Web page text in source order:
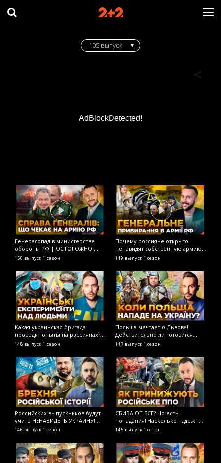
AdBlockDetected!
105 выпуск
Генералопад в министерстве
обороны РФ | ОСТОРОЖНО!
ФЕЙК
150 выпуск 1 сезон
Почему россияне открыто
ненавидят собственную армию?
ОСТОРОЖНО! ФЕЙК
149 выпуск 1 сезон
Какая украинская бригада
проводит опыты на россиянах?
ОСТОРОЖНО! ФЕЙК
148 выпуск 1 сезон
Польша мечтает о Львове!
Действительно ли готовится
нападение на Украину с тыла?
147 выпуск 1 сезон
Российских выпускников будут
учить НЕНАВИДЕТЬ УКРАИНУ!
Новая история для старших
146 выпуск 1 сезон
СБИВАЮТ ВСЕ? Но есть
попадания! Насколько надежно
российское ПВО? ОСТОРОЖНО!
145 выпуск 1 сезон